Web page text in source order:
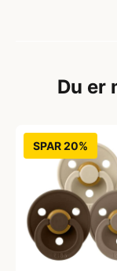
Du er
SPAR 20%